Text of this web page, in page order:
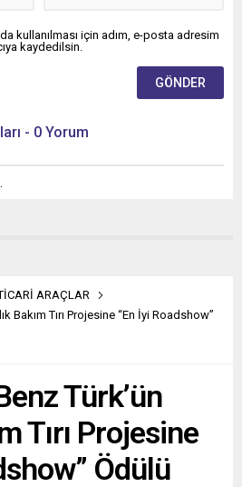
kullanılması için adım, e-posta adresim
kaydedilsin.
- 0 Yorum
ARAÇLAR
Bakım Tırı Projesine “En İyi Roadshow”
Türk’ün
Tırı Projesine
Ödülü